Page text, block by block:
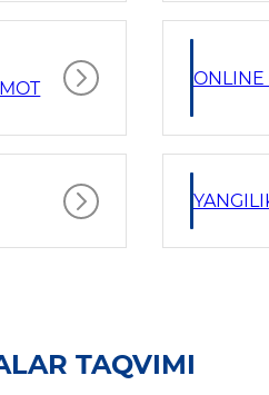
ONLINE
TAQVIMI